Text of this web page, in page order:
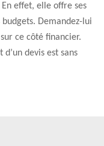
effet, elle offre ses
Demandez-lui
ce côté financier.
devis est sans